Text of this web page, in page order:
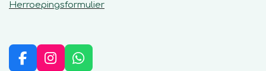
Herroepingsformulier
F
I
W